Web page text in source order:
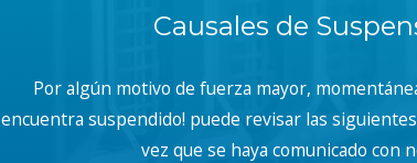
Causales de
Por algún motivo de fuerza mayor,
encuentra suspendido! puede revisar las
vez que se haya comunicado con